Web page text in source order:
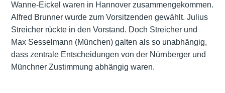
Wanne-Eickel waren in Hannover zusammengekommen.
Alfred Brunner wurde zum Vorsitzenden gewählt. Julius
Streicher rückte in den Vorstand. Doch Streicher und
Max Sesselmann (München) galten als so unabhängig,
dass zentrale Entscheidungen von der Nürnberger und
Münchner Zustimmung abhängig waren.